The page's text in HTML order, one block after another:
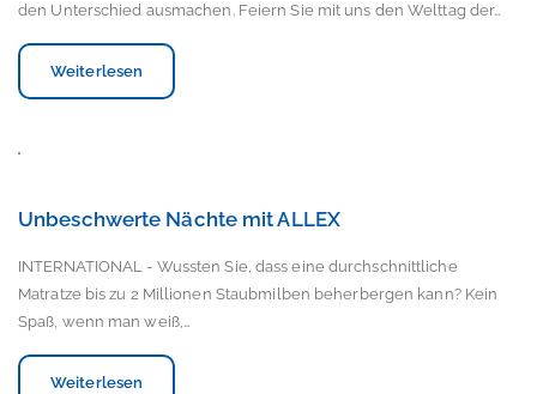
den Unterschied ausmachen. Feiern Sie mit uns den Welttag der…
Weiterlesen
Unbeschwerte Nächte mit ALLEX
INTERNATIONAL - Wussten Sie, dass eine durchschnittliche
Matratze bis zu 2 Millionen Staubmilben beherbergen kann? Kein
Spaß, wenn man weiß,…
Weiterlesen